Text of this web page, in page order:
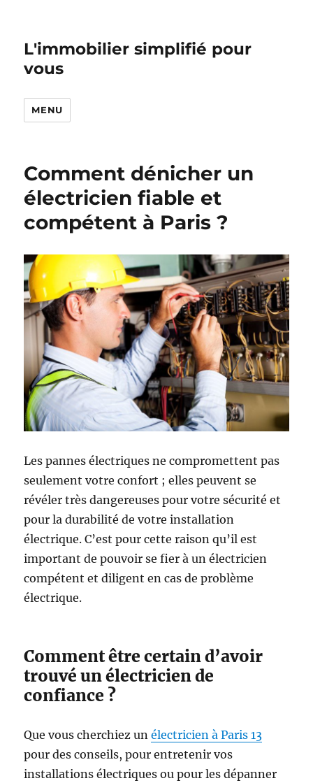
L'immobilier simplifié pour
vous
MENU
Comment dénicher un
électricien fiable et
compétent à Paris ?
Les pannes électriques ne compromettent pas
seulement votre confort ; elles peuvent se
révéler très dangereuses pour votre sécurité et
pour la durabilité de votre installation
électrique. C’est pour cette raison qu’il est
important de pouvoir se fier à un électricien
compétent et diligent en cas de problème
électrique.
Comment être certain d’avoir
trouvé un électricien de
confiance ?
Que vous cherchiez unélectricien à Paris 13
pour des conseils, pour entretenir vos
installations électriques ou pour les dépanner